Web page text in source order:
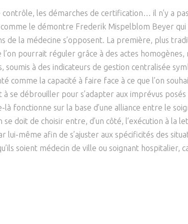
Violence / Maltraitance
Agression Sexuelle
Délinquance
Banlieue
Protection De L'enfance
Accueil – Placement
Psychiatrie
Sexualité
Sociologie
Économie / Emploi
Politique
Religion
Scolarité
Romans / Médias
les démarches de certification… il n’y a
le démontre Frederik Mispelblom Beyer qui
de la médecine s’opposent. La première, plus
pourrait réguler grâce à des actes
à des indicateurs de gestion centralisée
comme la capacité à faire face à ce que l’on
à se débrouiller pour s’adapter aux imprévus
là fonctionne sur la base d’une alliance entre le
doit de choisir entre, d’un côté, l’exécution à la
même afin de s’ajuster aux spécificités des
soient médecin de ville ou soignant hospitalier,